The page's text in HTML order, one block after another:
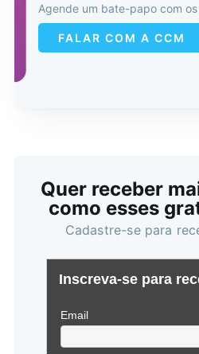
Agende um bate-papo com
FALAR COM A CCM
Quer receber
como esses
Cadastre-se para